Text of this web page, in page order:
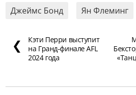
Джеймс Бонд
Ян Флеминг
❮
Кэти Перри выступит
на Гранд-финале AFL
2024 года